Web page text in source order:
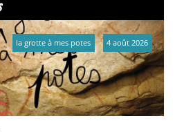
la grotte à mes potes 4 août 2026